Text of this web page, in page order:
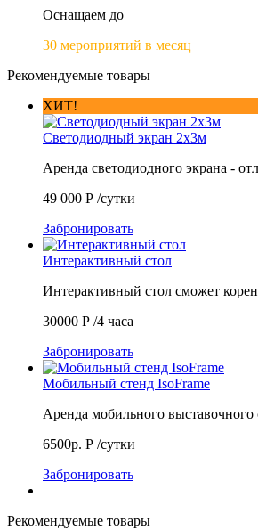
Оснащаем до
30 мероприятий в месяц
Рекомендуемые товары
ХИТ!
Светодиодный экран 2х3м
Аренда светодиодного экрана -
49 000 Р /сутки
Забронировать
Интерактивный стол
Интерактивный стол сможет
30000 Р /4 часа
Забронировать
Мобильный стенд IsoFrame
Аренда мобильного
6500р. Р /сутки
Забронировать
Рекомендуемые товары